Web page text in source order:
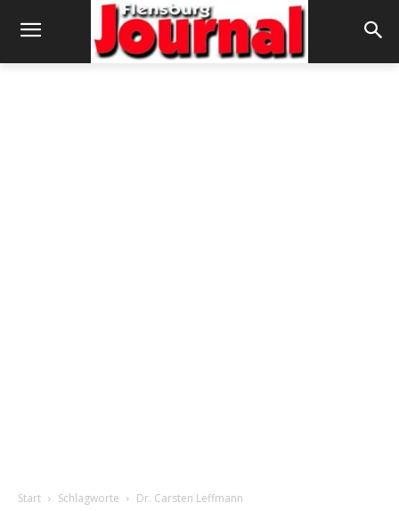
Start Schlagworte Dr. Carsten Leffmann